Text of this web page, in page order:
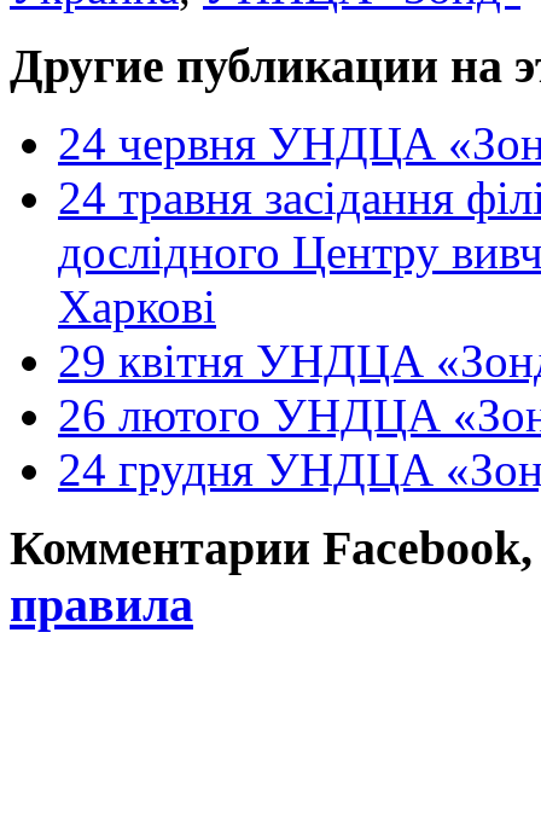
Другие публикации на
24 червня УНДЦА
24 травня засідання
дослідного Центру
Харкові
29 квітня УНДЦА
26 лютого УНДЦА
24 грудня УНДЦА
Комментарии
правила